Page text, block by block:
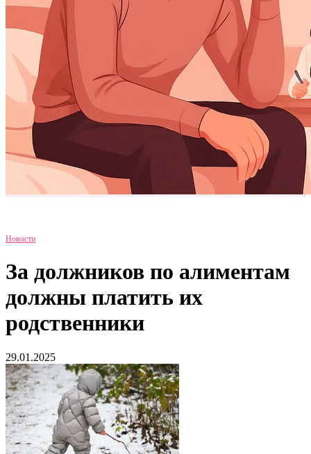
Новости
За должников по алиментам
должны платить их
родственники
29.01.2025